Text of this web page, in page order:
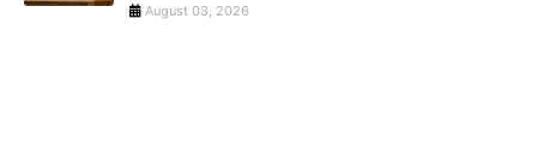
August 03, 2026